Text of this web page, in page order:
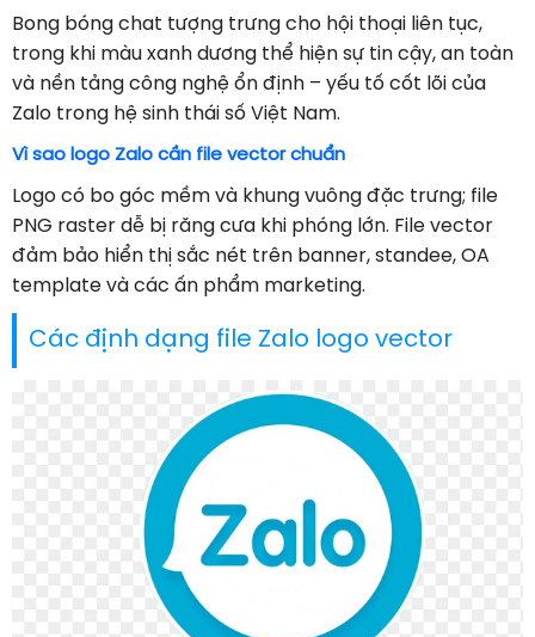
Bong bóng chat tượng trưng cho hội thoại liên tục,
trong khi màu xanh dương thể hiện sự tin cậy, an toàn
và nền tảng công nghệ ổn định – yếu tố cốt lõi của
Zalo trong hệ sinh thái số Việt Nam.
Vì sao logo Zalo cần file vector chuẩn
Logo có bo góc mềm và khung vuông đặc trưng; file
PNG raster dễ bị răng cưa khi phóng lớn. File vector
đảm bảo hiển thị sắc nét trên banner, standee, OA
template và các ấn phẩm marketing.
Các định dạng file Zalo logo vector